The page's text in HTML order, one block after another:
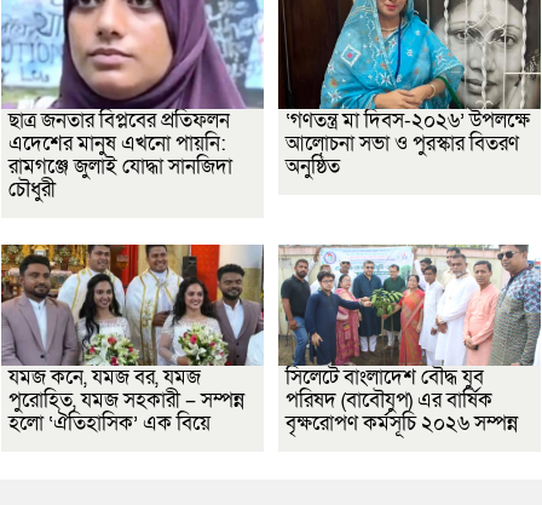
ছাত্র জনতার বিপ্লবের প্রতিফলন
এদেশের মানুষ এখনো পায়নি:
রামগঞ্জে জুলাই যোদ্ধা সানজিদা
চৌধুরী
‘গণতন্ত্র মা দিবস-২০২৬’ উপলক্ষে
আলোচনা সভা ও পুরস্কার বিতরণ
অনুষ্ঠিত
যমজ কনে, যমজ বর, যমজ
পুরোহিত, যমজ সহকারী – সম্পন্ন
হলো ‘ঐতিহাসিক’ এক বিয়ে
সিলেটে বাংলাদেশ বৌদ্ধ যুব
পরিষদ (বাবৌযুপ) এর বার্ষিক
বৃক্ষরোপণ কর্মসূচি ২০২৬ সম্পন্ন